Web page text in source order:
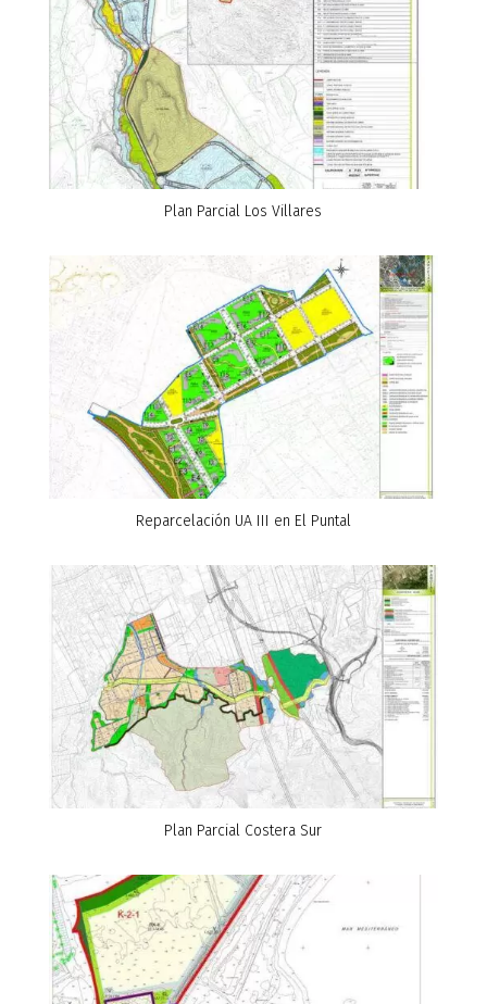
Plan Parcial Los Villares
Reparcelación UA III en El Puntal
Plan Parcial Costera Sur